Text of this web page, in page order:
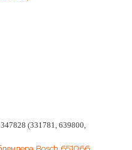
(331781, 639800,